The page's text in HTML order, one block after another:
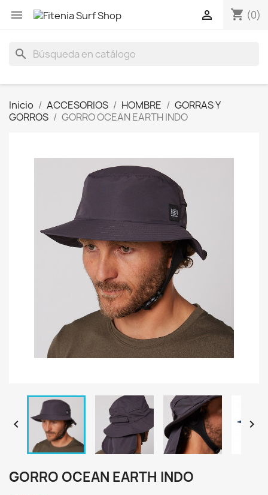
 shopping_cart (0)

search
Inicio ACCESORIOS HOMBRE
GORRAS Y
GORROS
GORRO OCEAN EARTH INDO
 
GORRO OCEAN EARTH INDO